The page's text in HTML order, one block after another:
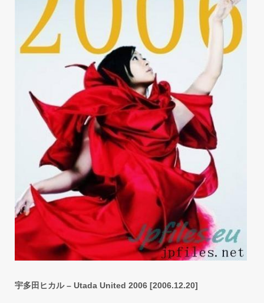
宇多田ヒカル – Utada United 2006 [2006.12.20]